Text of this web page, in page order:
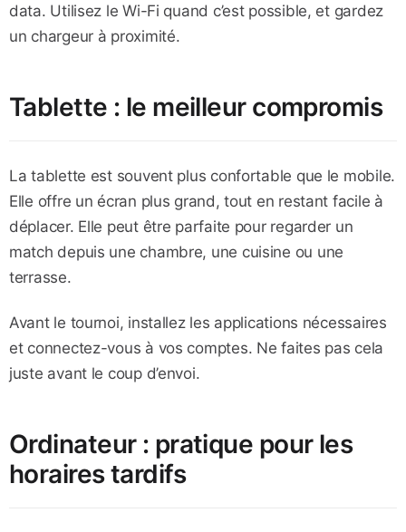
data. Utilisez le Wi-Fi quand c’est possible, et gardez
un chargeur à proximité.
Tablette : le meilleur compromis
La tablette est souvent plus confortable que le mobile.
Elle offre un écran plus grand, tout en restant facile à
déplacer. Elle peut être parfaite pour regarder un
match depuis une chambre, une cuisine ou une
terrasse.
Avant le tournoi, installez les applications nécessaires
et connectez-vous à vos comptes. Ne faites pas cela
juste avant le coup d’envoi.
Ordinateur : pratique pour les
horaires tardifs